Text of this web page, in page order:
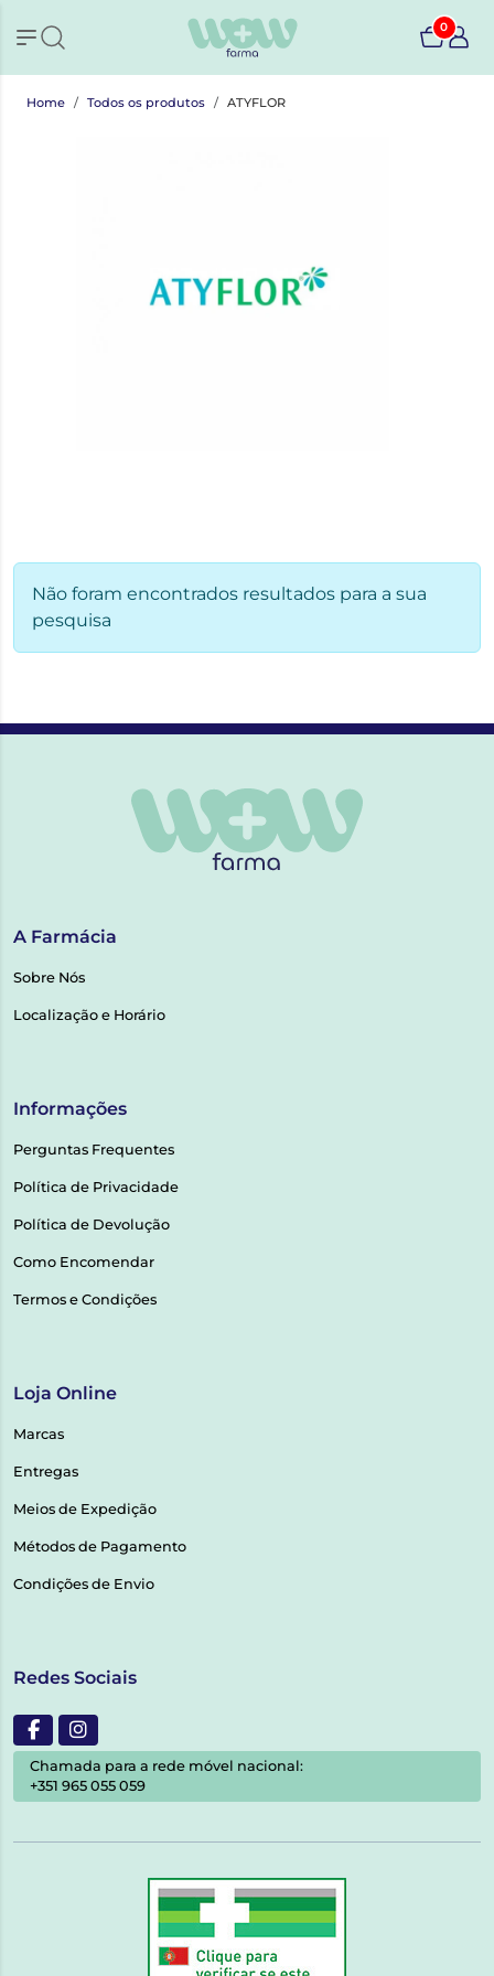
0
Home Todos os produtos ATYFLOR
Não foram encontrados resultados para a sua
pesquisa
A Farmácia
Sobre Nós
Localização e Horário
Informações
Perguntas Frequentes
Política de Privacidade
Política de Devolução
Como Encomendar
Termos e Condições
Loja Online
Marcas
Entregas
Meios de Expedição
Métodos de Pagamento
Condições de Envio
Redes Sociais
Chamada para a rede móvel nacional:
+351 965 055 059